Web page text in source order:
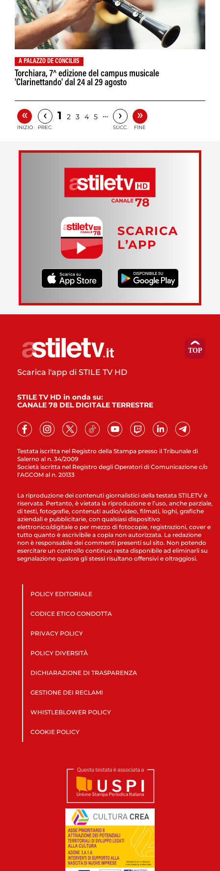
A PALAZZO DE CONCILIIS
Torchiara, 7^ edizione del campus musicale
'Clarinettando' dal 24 al 29 agosto
«
INIZIO
‹
PREC.
1 2 3 4 5 … ›
SUCC.
»
FINE
SCARICA
L’APP
Testata iscritta nel Registro della Stampa presso il Tribunale di
Salerno al n. 34/2009
Società iscritta nel Registro degli Operatori di Comunicazione c/o
l’AGCOM al n. 20133
Scarica l'app di STILE TV HD
STILE TV HD in onda su:
CANALE 78 DEL DIGITALE TERRESTRE
La riproduzione dei contenuti giornalistici della testata STILETV è
riservata. Pertanto, è vietata la riproduzione e l’uso, anche parziale,
di testi, fotografie, contenuti audio/video, filmati, loghi, grafiche
aziendali e pubblicitarie, con qualsiasi dispositivo
elettronico/digitale o per mezzo di fotocopie, registrazioni, cover e
tutto quanto è ascrivibile a copia non autorizzata. La redazione
non è responsabile dei commenti presenti sul sito. Non potendo
esercitare un controllo continuo resta disponibile ad eliminarli su
segnalazione qualora gli stessi risultano offensivi e oltraggiosi.
POLICY EDITORIALE
CODICE ETICO CONDOTTA
PRIVACY POLICY
POLICY DIVERSITÀ
DICHIARAZIONE DI TRASPARENZA
GESTIONE DEI RECLAMI
WHISTLEBLOWER POLICY
COOKIE POLICY